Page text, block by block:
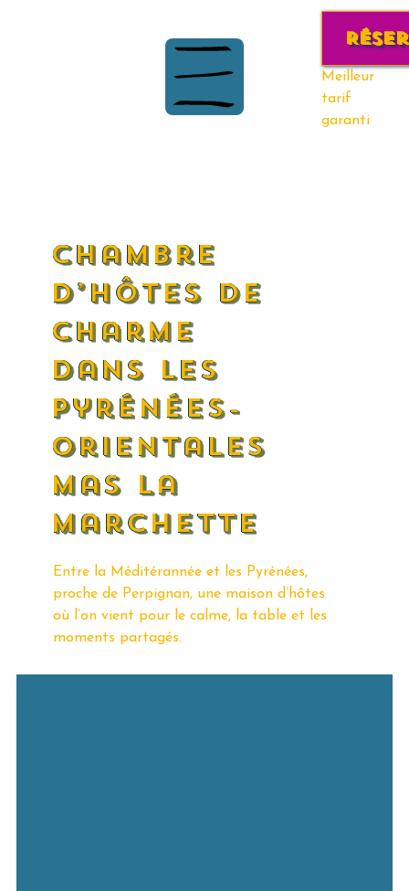
Meilleur
tarif
garanti
chambre
d’hôtes de
charme
dans les
pyrénées-
orientales
mas la
marchette
Entre la Méditérannée et les Pyrénées,
proche de Perpignan, une maison d’hôtes
où l’on vient pour le calme, la table et les
moments partagés.